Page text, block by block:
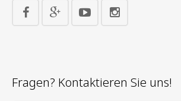
Fragen? Kontaktieren Sie uns!